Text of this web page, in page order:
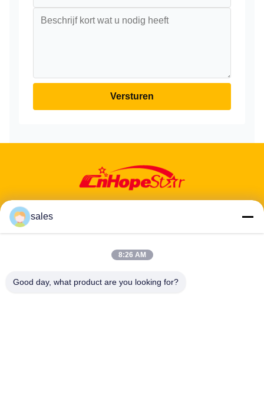
Versturen
Adres: 601-606, verdieping 6, gebouw E, Yuanfen Industrial Park,
Tel:86-13424296897
sales
8:26 AM
Good day, what product are you looking for?